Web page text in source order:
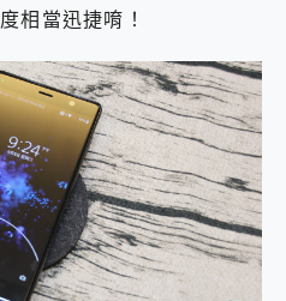
相當迅捷唷！